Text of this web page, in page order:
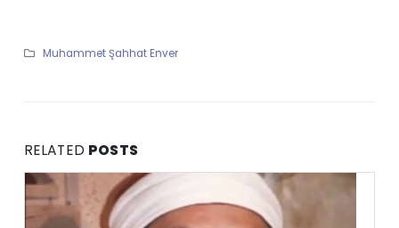
Muhammet Şahhat Enver
RELATED POSTS